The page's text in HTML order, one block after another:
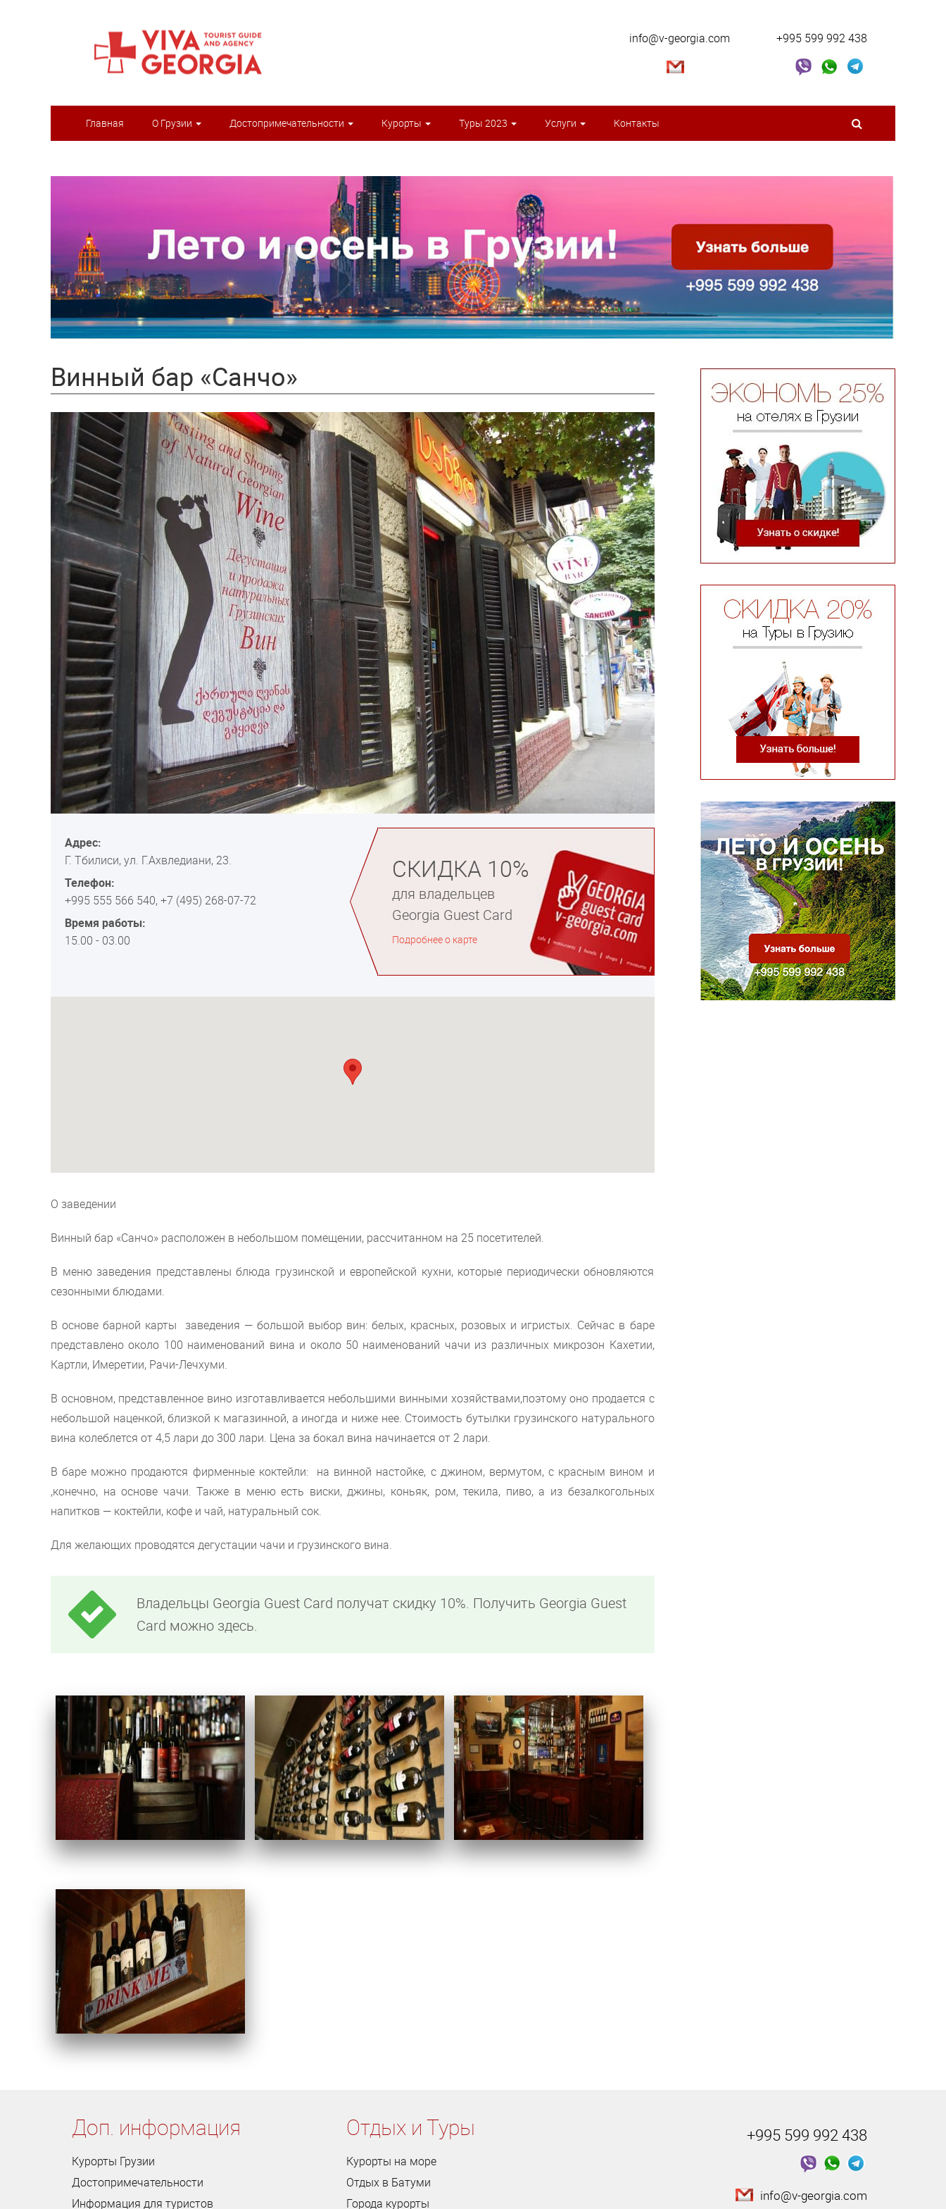
info@v-georgia.com +995 599 992 438
Главная О Грузии Достопримечательности Курорты Туры 2023 Услуги Контакты
Винный бар «Санчо»
Адрес:
Г. Тбилиси, ул. Г.Ахвледиани, 23.
Телефон:
+995 555 566 540, +7 (495) 268-07-72
Время работы:
15.00 - 03.00
СКИДКА 10%
для владельцев
Georgia Guest Card
Подробнее о карте
О заведении
Винный бар «Санчо» расположен в небольшом помещении, рассчитанном на 25 посетителей.
В меню заведения представлены блюда грузинской и европейской кухни, которые периодически обновляются
сезонными блюдами.
В основе барной карты заведения — большой выбор вин: белых, красных, розовых и игристых. Сейчас в баре
представлено около 100 наименований вина и около 50 наименований чачи из различных микрозон Кахетии,
Картли, Имеретии, Рачи-Лечхуми.
В основном, представленное вино изготавливается небольшими винными хозяйствами,поэтому оно продается с
небольшой наценкой, близкой к магазинной, а иногда и ниже нее. Стоимость бутылки грузинского натурального
вина колеблется от 4,5 лари до 300 лари. Цена за бокал вина начинается от 2 лари.
В баре можно продаются фирменные коктейли: на винной настойке, с джином, вермутом, с красным вином и
,конечно, на основе чачи. Также в меню есть виски, джины, коньяк, ром, текила, пиво, а из безалкогольных
напитков — коктейли, кофе и чай, натуральный сок.
Для желающих проводятся дегустации чачи и грузинского вина.
Владельцы Georgia Guest Card получат скидку 10%. Получить Georgia Guest
Card можно здесь.
Доп. информация
Курорты Грузии
Достопримечательности
Информация для туристов
Отдых и Туры
Курорты на море
Отдых в Батуми
Города курорты
+995 599 992 438
info@v-georgia.com